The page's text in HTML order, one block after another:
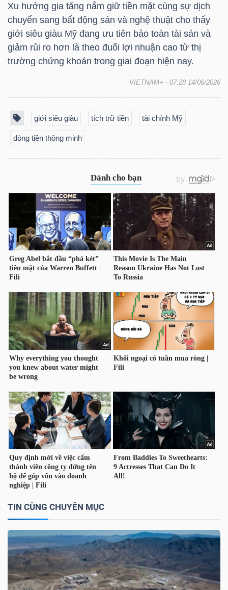
Xu hướng gia tăng nắm giữ tiền mặt cùng sự dịch
chuyển sang bất động sản và nghệ thuật cho thấy
giới siêu giàu Mỹ đang ưu tiên bảo toàn tài sản và
giảm rủi ro hơn là theo đuổi lợi nhuận cao từ thị
trường chứng khoán trong giai đoạn hiện nay.
VIETNAM+ - 07:28 14/06/2026
giới siêu giàu tích trữ tiền tài chính Mỹ
dòng tiền thông minh
TIN CÙNG CHUYÊN MỤC
CÔNG
CỤ
ĐẦU
TƯ
TRUY
LIỆU
VS-
SECTOR
NĂNG
LƯỢNG
NGUYÊN
LIỆU
CÔNG
NGHIỆP
TIÊU
DÙNG
KHÔNG
THIẾT